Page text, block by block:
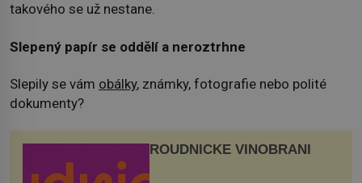
takového se už nestane.
Slepený papír se oddělí a neroztrhne
Slepily se vám obálky, známky, fotografie nebo polité
dokumenty?
ROUDNICKÉ VINOBRANÍ